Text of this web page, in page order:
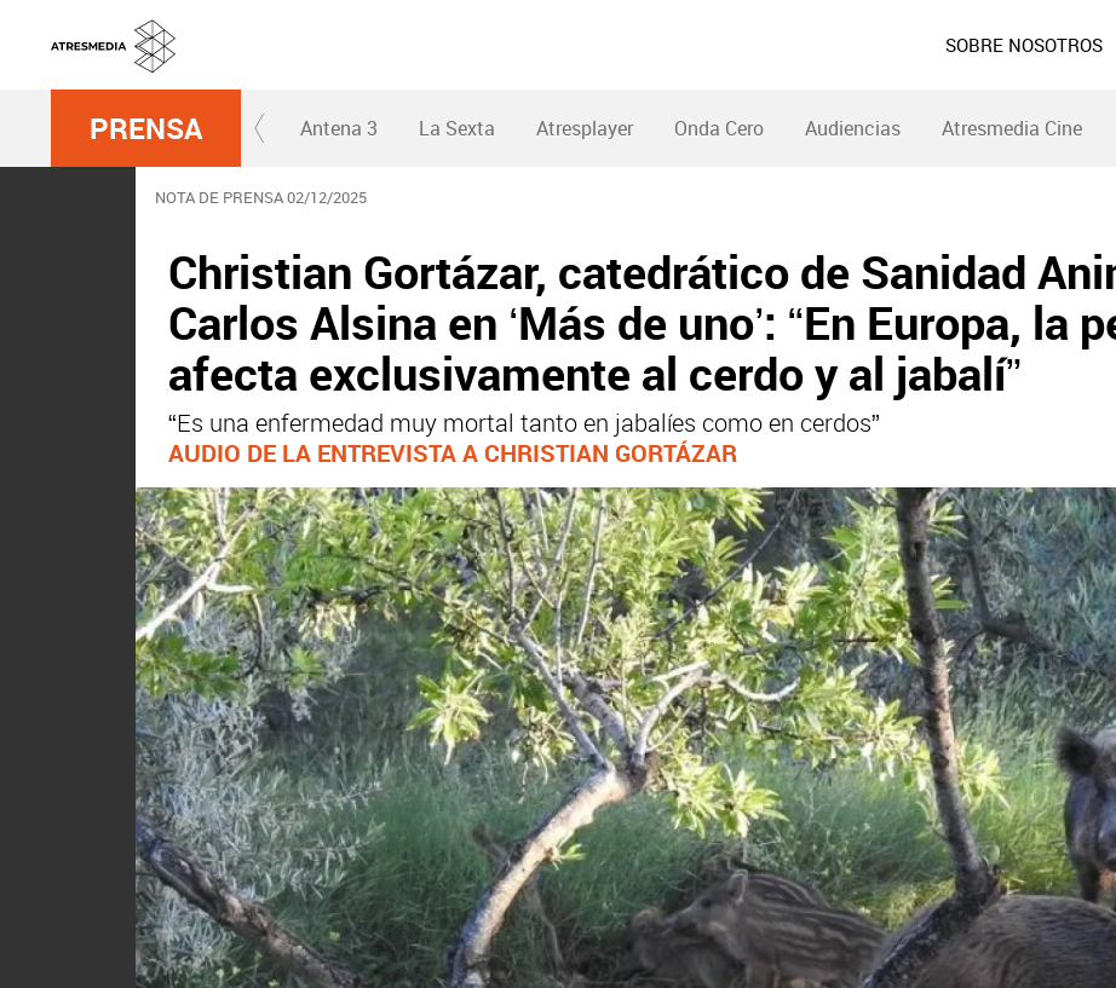
SOBRE NOSOTROS
PRENSA Antena 3 La Sexta Atresplayer Onda Cero Audiencias Atresmedia Cine
NOTA DE PRENSA 02/12/2025
Christian Gortázar, catedrático de Sanidad
Carlos Alsina en ‘Más de uno’: “En Europa, la
afecta exclusivamente al cerdo y al jabalí”
“Es una enfermedad muy mortal tanto en jabalíes como en cerdos”
AUDIO DE LA ENTREVISTA A CHRISTIAN GORTÁZAR